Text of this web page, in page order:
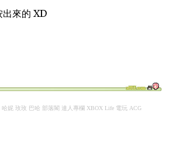
出來的 XD
哈妮 玫玫 巴哈 部落閣 達人專欄 XBOX Life 電玩 ACG